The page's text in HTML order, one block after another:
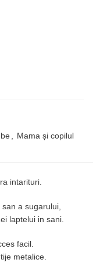
, Mama și copilul
intarituri.
a sugarului,
laptelui in sani.
facil.
metalice.